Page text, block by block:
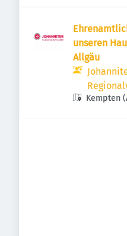
unseren
Allgäu
Kempten